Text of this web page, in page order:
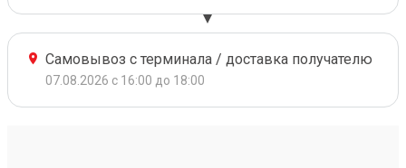
Самовывоз с терминала / доставка получателю
07.08.2026 с 16:00 до 18:00